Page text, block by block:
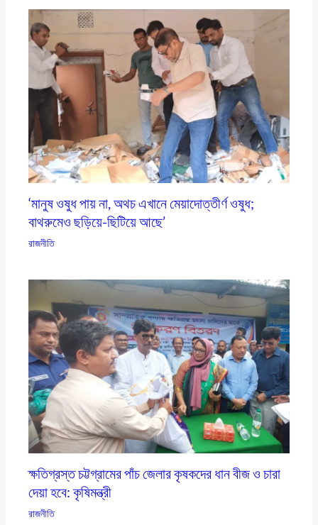
‘মানুষ ওষুধ পায় না, অথচ এখানে মেয়াদোত্তীর্ণ ওষুধ;
বাথরুমেও ছড়িয়ে-ছিটিয়ে আছে’
রাজনীতি
ক্ষতিগ্রস্ত চট্টগ্রামের পাঁচ জেলার কৃষকদের ধান বীজ ও চারা
দেয়া হবে: কৃষিমন্ত্রী
রাজনীতি